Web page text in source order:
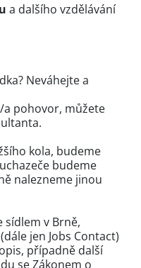
a dalšího vzdělávání
Neváhejte a
a pohovor, můžete
kola, budeme
budeme
nalezneme jinou
sídlem v Brně,
jen Jobs Contact)
případně další
se Zákonem o